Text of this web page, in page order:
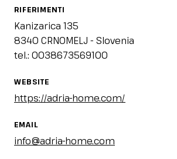
OTTIENI IL TUO BIGLIETTO!
AREA RISERVATA VISITATORI
person
RIFERIMENTI
Kanizarica 135
8340 CRNOMELJ - Slovenia
tel.: 0038673569100
WEBSITE
https://adria-home.com/
EMAIL
info@adria-home.com